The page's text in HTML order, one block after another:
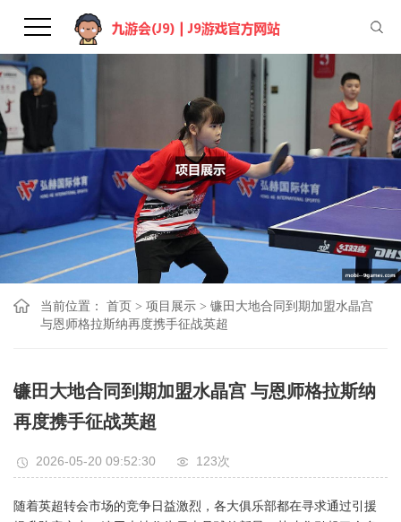
当前位置： 首页 > 项目展示 > 镰田大地合同到期加盟水晶宫
与恩师格拉斯纳再度携手征战英超
镰田大地合同到期加盟水晶宫 与恩师格拉斯纳
再度携手征战英超
2026-05-20 09:52:30 123次
随着英超转会市场的竞争日益激烈，各大俱乐部都在寻求通过引援